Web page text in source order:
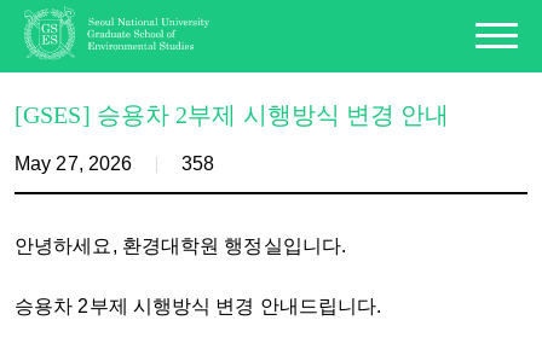
[GSES] 승용차 2부제 시행방식 변경 안내
May 27, 2026 358
안녕하세요, 환경대학원 행정실입니다.
승용차 2부제 시행방식 변경 안내드립니다.